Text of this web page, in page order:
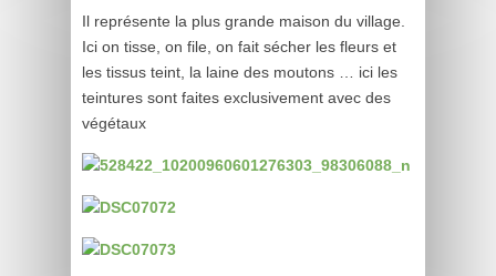
Il représente la plus grande maison du village.
Ici on tisse, on file, on fait sécher les fleurs et
les tissus teint, la laine des moutons … ici les
teintures sont faites exclusivement avec des
végétaux